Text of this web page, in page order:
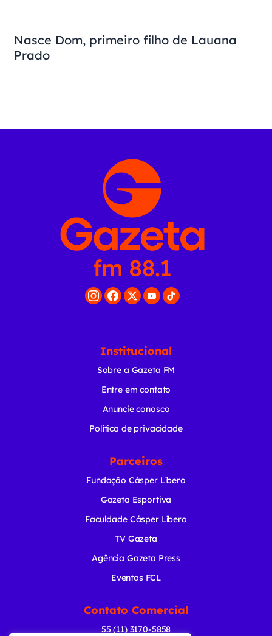
Nasce Dom, primeiro filho de Lauana
Prado
Institucional
Sobre a Gazeta FM
Entre em contato
Anuncie conosco
Política de privacidade
Parceiros
Fundação Cásper Líbero
Gazeta Esportiva
Faculdade Cásper Líbero
TV Gazeta
Agência Gazeta Press
Eventos FCL
Contato Comercial
55 (11) 3170-5858